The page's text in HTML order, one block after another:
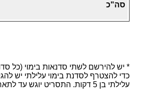
סה"כ
* יש להירשם לשתי סדנאות בימוי (כל
כדי להצטרף לסדנת בימוי עלילתי יש
עלילתי בן 5 דקות. התסריט יוגש עד לתאריך: 15.10.2012.